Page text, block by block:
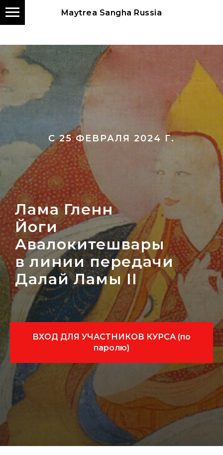
Maytrea Sangha Russia
Eng
С 25 ФЕВРАЛЯ 2024 Г.
Лама Гленн
Йоги
Авалокитешвары
в линии передачи
Далай Ламы II
ВХОД ДЛЯ УЧАСТНИКОВ КУРСА (по
паролю)